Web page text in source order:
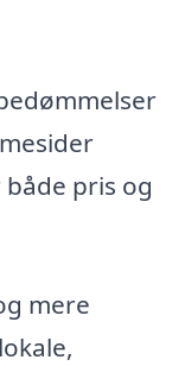
pris og
mere